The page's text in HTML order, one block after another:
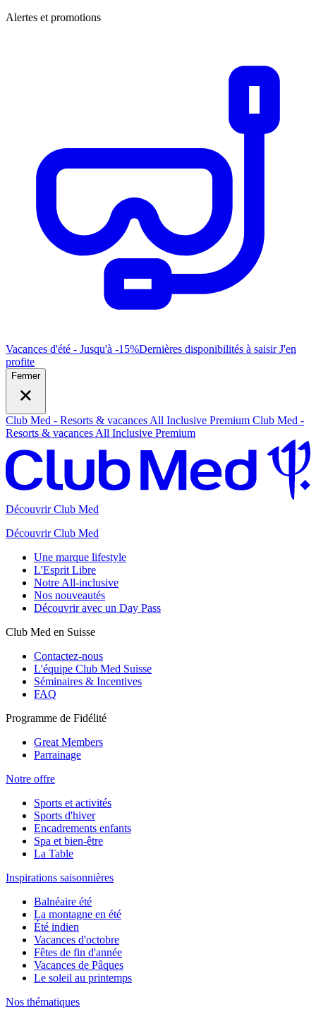
Alertes et promotions
Vacances d'été - Jusqu'à -15%Dernières disponibilités à saisirJ'en
profite
Fermer
Club Med - Resorts & vacances All Inclusive Premium Club Med -
Resorts & vacances All Inclusive Premium
Découvrir Club Med
Découvrir Club Med
Une marque lifestyle
L'Esprit Libre
Notre All-inclusive
Nos nouveautés
Découvrir avec un Day Pass
Club Med en Suisse
Contactez-nous
L'équipe Club Med Suisse
Séminaires & Incentives
FAQ
Programme de Fidélité
Great Members
Parrainage
Notre offre
Sports et activités
Sports d'hiver
Encadrements enfants
Spa et bien-être
La Table
Inspirations saisonnières
Balnéaire été
La montagne en été
Été indien
Vacances d'octobre
Fêtes de fin d'année
Vacances de Pâques
Le soleil au printemps
Nos thématiques